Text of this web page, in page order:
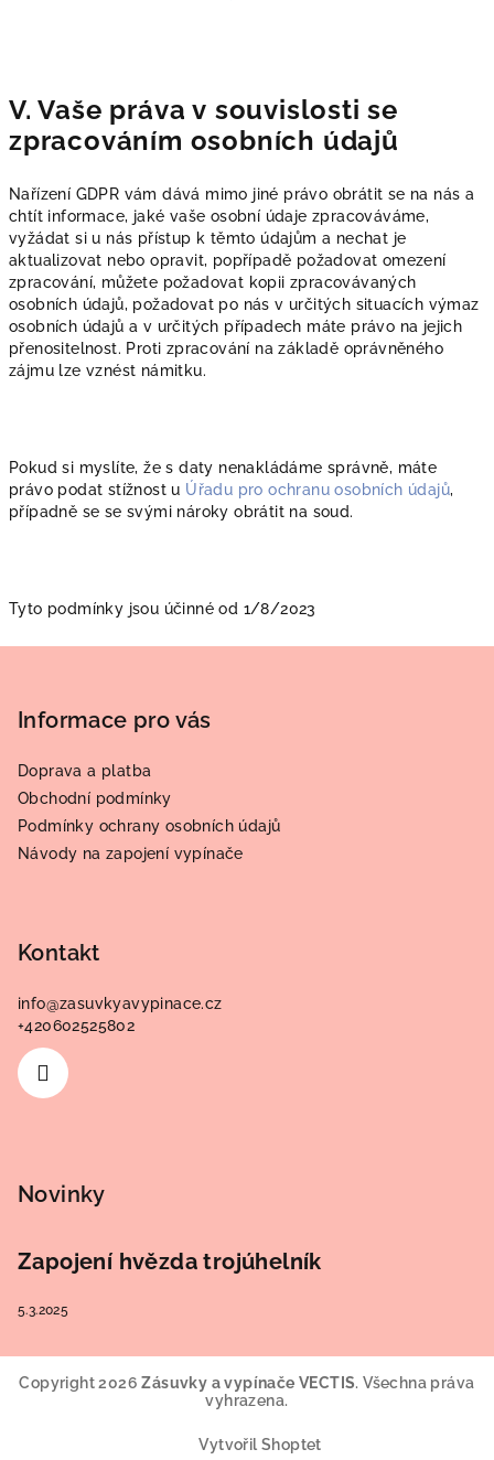
V. Vaše práva v souvislosti se
zpracováním osobních údajů
Nařízení GDPR vám dává mimo jiné právo obrátit se na nás a
chtít informace, jaké vaše osobní údaje zpracováváme,
vyžádat si u nás přístup k těmto údajům a nechat je
aktualizovat nebo opravit, popřípadě požadovat omezení
zpracování, můžete požadovat kopii zpracovávaných
osobních údajů, požadovat po nás v určitých situacích výmaz
osobních údajů a v určitých případech máte právo na jejich
přenositelnost. Proti zpracování na základě oprávněného
zájmu lze vznést námitku.
Pokud si myslíte, že s daty nenakládáme správně, máte
právo podat stížnost u Úřadu pro ochranu osobních údajů,
případně se se svými nároky obrátit na soud.
Tyto podmínky jsou účinné od 1/8/2023
Informace pro vás
Doprava a platba
Obchodní podmínky
Podmínky ochrany osobních údajů
Návody na zapojení vypínače
Kontakt
info@zasuvkyavypinace.cz
+420602525802
Novinky
Zapojení hvězda trojúhelník
5.3.2025
Copyright 2026Zásuvky a vypínače VECTIS. Všechna práva
vyhrazena.
Vytvořil Shoptet